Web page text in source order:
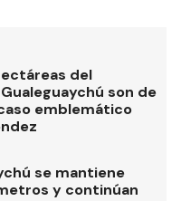
del
son de
emblemático
se mantiene
y continúan